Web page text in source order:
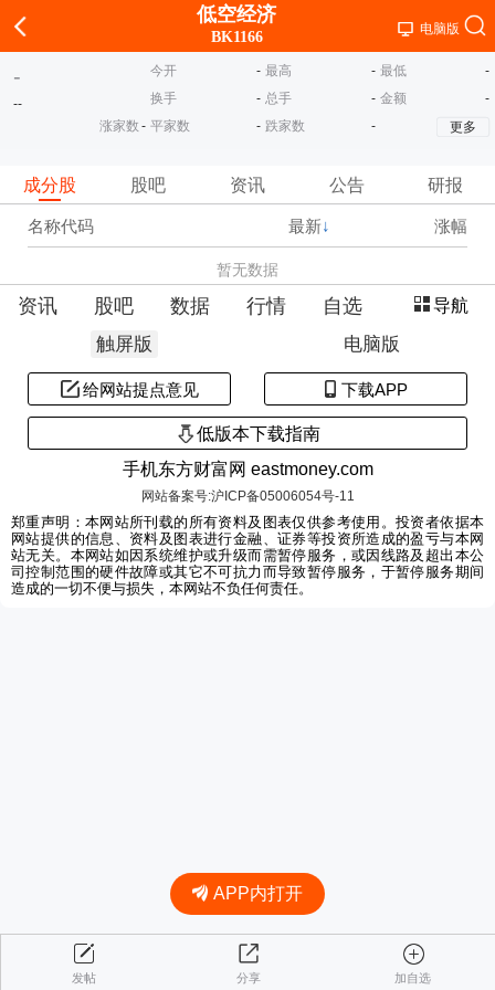
低空经济
BK1166 电脑版
-
--
今开 - 最高 - 最低
-
换手
- 总手 - 金额
-
涨家数 - 平家数 - 跌家数 - 更多
成分股 股吧 资讯 公告 研报
名称代码 最新↓ 涨幅
暂无数据
资讯 股吧 数据 行情 自选 导航
触屏版 电脑版
给网站提点意见 下载APP
低版本下载指南
手机东方财富网 eastmoney.com
网站备案号:沪ICP备05006054号-11
郑重声明：本网站所刊载的所有资料及图表仅供参考使用。投资者依据本
网站提供的信息、资料及图表进行金融、证券等投资所造成的盈亏与本网
站无关。本网站如因系统维护或升级而需暂停服务，或因线路及超出本公
司控制范围的硬件故障或其它不可抗力而导致暂停服务，于暂停服务期间
造成的一切不便与损失，本网站不负任何责任。
发帖 分享 加自选
APP内打开